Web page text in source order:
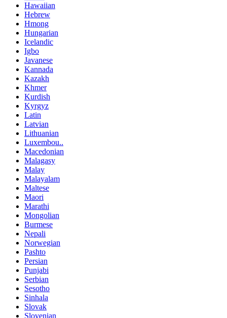
Hawaiian
Hebrew
Hmong
Hungarian
Icelandic
Igbo
Javanese
Kannada
Kazakh
Khmer
Kurdish
Kyrgyz
Latin
Latvian
Lithuanian
Luxembou..
Macedonian
Malagasy
Malay
Malayalam
Maltese
Maori
Marathi
Mongolian
Burmese
Nepali
Norwegian
Pashto
Persian
Punjabi
Serbian
Sesotho
Sinhala
Slovak
Slovenian